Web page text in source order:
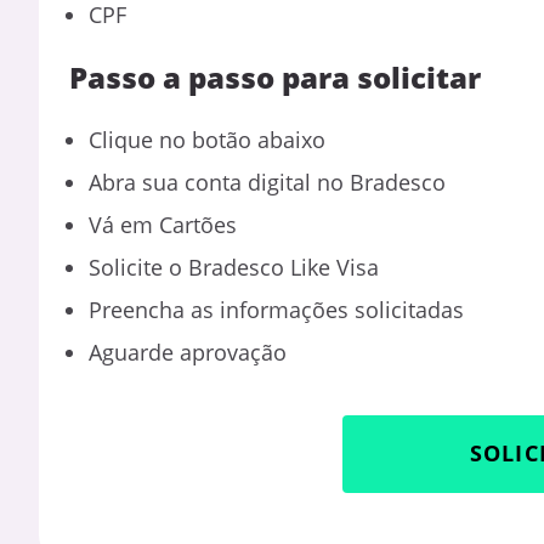
CPF
Passo a passo para solicitar
Clique no botão abaixo
Abra sua conta digital no Bradesco
Vá em Cartões
Solicite o Bradesco Like Visa
Preencha as informações solicitadas
Aguarde aprovação